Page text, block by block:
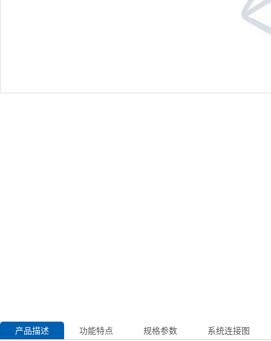
产品描述 功能特点 规格参数 系统连接图